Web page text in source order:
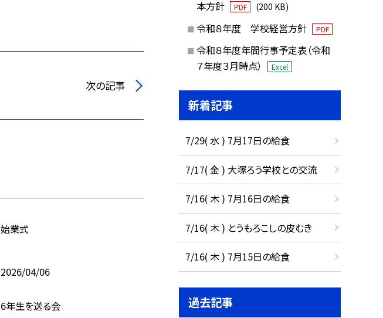
次の記事
始業式
2026/04/06
6年生を送る会
本方針 PDF (200 KB)
令和８年度 学校経営方針 PDF
令和８年度年間行事予定表（令和
７年度３月時点）
Excel
新着記事
7/29( 水 ) 7月17日の給食
7/17( 金 ) 大塚ろう学校との交流
7/16( 木 ) 7月16日の給食
7/16( 木 ) とうもろこしの皮むき
7/16( 木 ) 7月15日の給食
過去記事